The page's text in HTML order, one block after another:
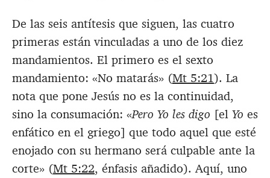
De las seis antítesis que siguen, las cuatro
primeras están vinculadas a uno de los diez
mandamientos. El primero es el sexto
mandamiento: «No matarás» (Mt 5:21). La
nota que pone Jesús no es la continuidad,
sino la consumación: «Pero Yo les digo [el Yo es
enfático en el griego] que todo aquel que esté
enojado con su hermano será culpable ante la
corte» (Mt 5:22, énfasis añadido). Aquí, uno